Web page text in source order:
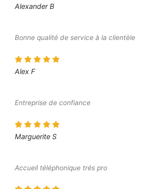
Alexander B
Bonne qualité de service à la clientèle
Alex F
Entreprise de confiance
Marguerite S
Accueil téléphonique trés pro